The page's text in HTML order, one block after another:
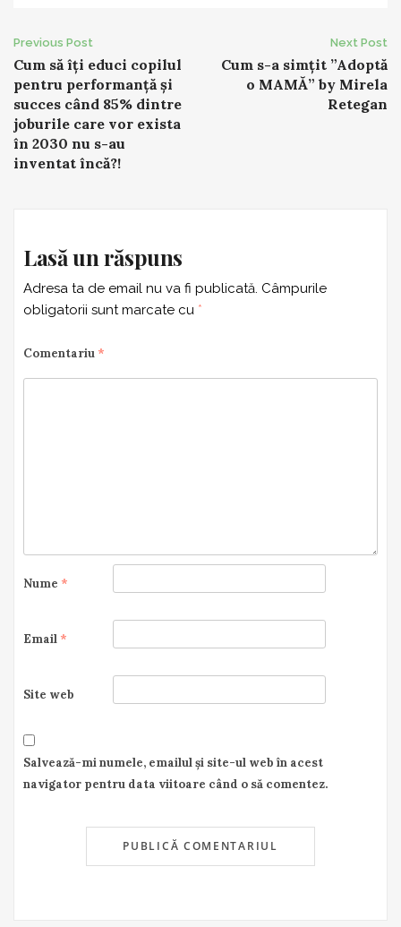
Post
navigation
Previous Post
Cum să îți educi copilul
pentru performanță și
succes când 85% dintre
joburile care vor exista
în 2030 nu s-au
inventat încă?!
Next Post
Cum s-a simțit ”Adoptă
o MAMĂ” by Mirela
Retegan
Lasă un răspuns
Adresa ta de email nu va fi publicată. Câmpurile
obligatorii sunt marcate cu *
Comentariu *
Nume *
Email *
Site web
Salvează-mi numele, emailul și site-ul web în acest
navigator pentru data viitoare când o să comentez.